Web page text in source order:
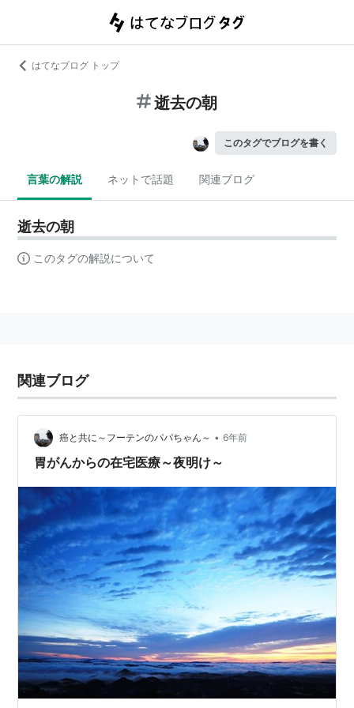
はてなブログ トップ
逝去の朝
このタグでブログを書く
言葉の解説 ネットで話題 関連ブログ
逝去の朝
このタグの解説について
関連ブログ
癌と共に～フーテンのパパちゃん～ • 6年前
胃がんからの在宅医療～夜明け～